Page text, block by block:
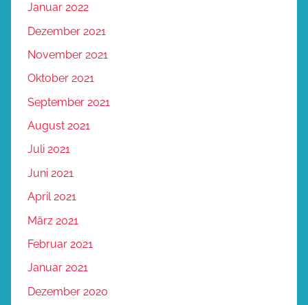
Januar 2022
Dezember 2021
November 2021
Oktober 2021
September 2021
August 2021
Juli 2021
Juni 2021
April 2021
März 2021
Februar 2021
Januar 2021
Dezember 2020